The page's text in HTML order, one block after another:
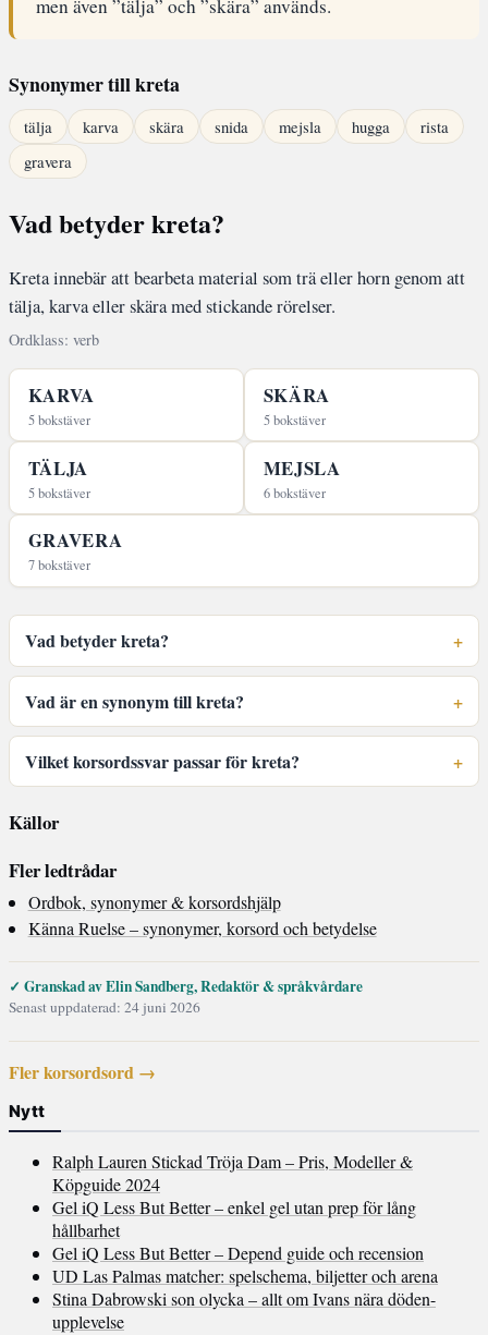
men även ”tälja” och ”skära” används.
Synonymer till kreta
tälja karva skära snida mejsla hugga
rista
gravera
Vad betyder kreta?
Kreta innebär att bearbeta material som trä eller horn genom att
tälja, karva eller skära med stickande rörelser.
Ordklass: verb
KARVA
5 bokstäver
SKÄRA
5 bokstäver
TÄLJA
5 bokstäver
MEJSLA
6 bokstäver
GRAVERA
7 bokstäver
Vad betyder kreta?
Vad är en synonym till kreta?
Vilket korsordssvar passar för kreta?
Källor
Fler ledtrådar
Ordbok, synonymer & korsordshjälp
Känna Ruelse – synonymer, korsord och betydelse
✓ Granskad av Elin Sandberg, Redaktör & språkvårdare
Senast uppdaterad: 24 juni 2026
Fler korsordsord →
Nytt
Ralph Lauren Stickad Tröja Dam – Pris, Modeller &
Köpguide 2024
Gel iQ Less But Better – enkel gel utan prep för lång
hållbarhet
Gel iQ Less But Better – Depend guide och recension
UD Las Palmas matcher: spelschema, biljetter och arena
Stina Dabrowski son olycka – allt om Ivans nära döden-
upplevelse